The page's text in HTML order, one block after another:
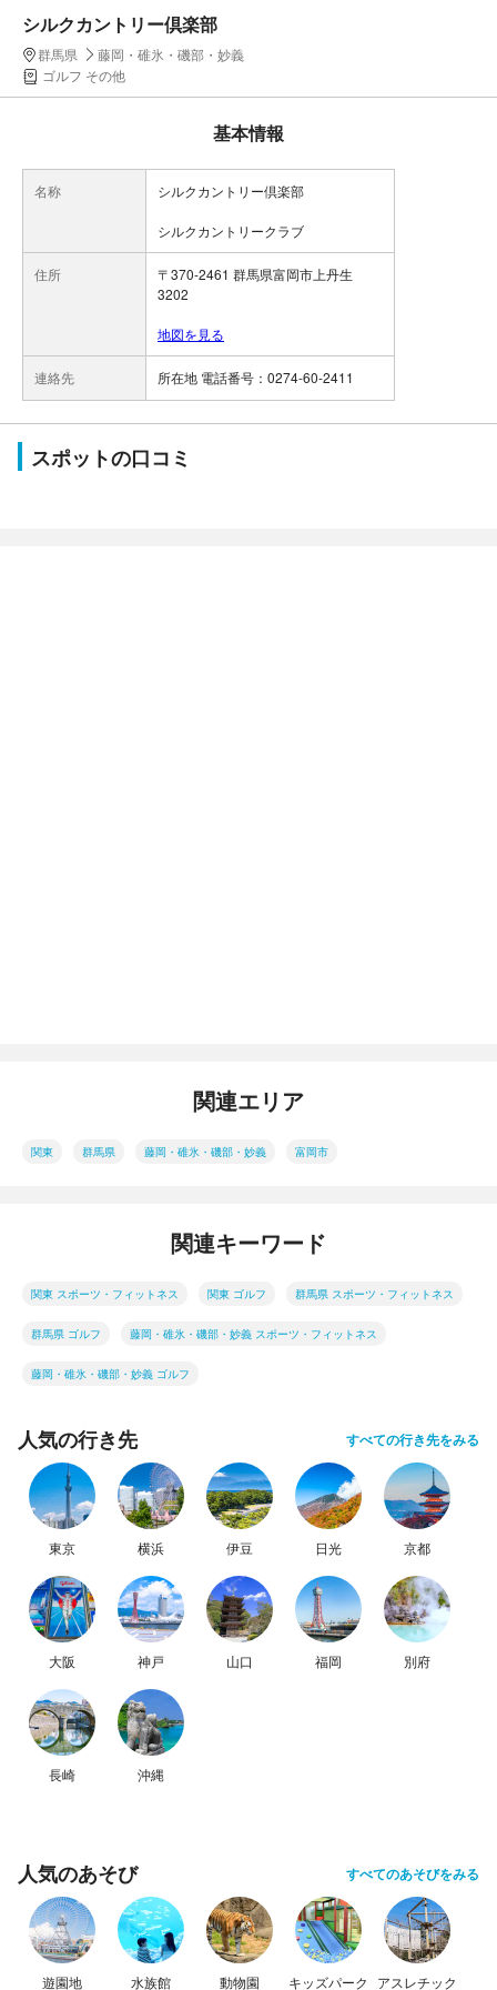
シルクカントリー倶楽部
群馬県
藤岡・碓氷・磯部・妙義
ゴルフ その他
基本情報
名称 シルクカントリー倶楽部
シルクカントリークラブ
住所
〒370-2461 群馬県富岡市上丹生
3202
地図を見る
連絡先 所在地 電話番号：0274-60-2411
スポットの口コミ
関連エリア
関東 群馬県 藤岡・碓氷・磯部・妙義 富岡市
関連キーワード
関東 スポーツ・フィットネス 関東 ゴルフ 群馬県 スポーツ・フィットネス
群馬県 ゴルフ 藤岡・碓氷・磯部・妙義 スポーツ・フィットネス
藤岡・碓氷・磯部・妙義 ゴルフ
人気の行き先 すべての行き先をみる
東京 横浜 伊豆 日光 京都
大阪 神戸 山口 福岡 別府
長崎 沖縄
人気のあそび すべてのあそびをみる
遊園地 水族館 動物園 キッズパーク アスレチック